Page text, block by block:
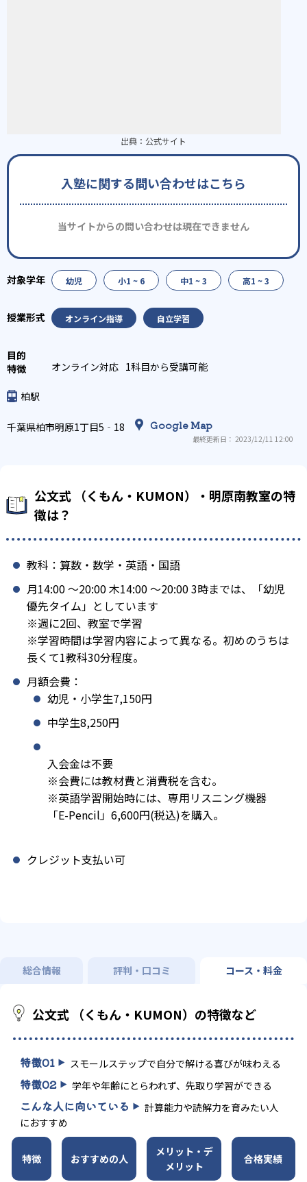
出典： 公式サイト
入塾に関する問い合わせはこちら
当サイトからの問い合わせは現在できません
幼児 小1 ~ 6 中1 ~ 3 高1 ~ 3
オンライン指導 自立学習
オンライン対応 1科目から受講可能
柏駅
千葉県柏市明原1丁目5‐18 Google Map
最終更新日： 2023/12/11 12:00
公文式 （くもん・KUMON）・明原南教室の特
徴は？
教科：算数・数学・英語・国語
月14:00 〜20:00 木14:00 〜20:00 3時までは、「幼児
優先タイム」としています
※週に2回、教室で学習
※学習時間は学習内容によって異なる。初めのうちは
長くて1教科30分程度。
月額会費：
幼児・小学生7,150円
中学生8,250円
入会金は不要
※会費には教材費と消費税を含む。
※英語学習開始時には、専用リスニング機器
「E-Pencil」6,600円(税込)を購入。
クレジット支払い可
総合情報 評判・口コミ コース・料金
公文式 （くもん・KUMON）の特徴など
特徴01 スモールステップで自分で解ける喜びが味わえる
特徴02 学年や年齢にとらわれず、先取り学習ができる
こんな人に向いている
計算能力や読解力を育みたい人
におすすめ
特徴 おすすめの人
メリット・デ
メリット
合格実績